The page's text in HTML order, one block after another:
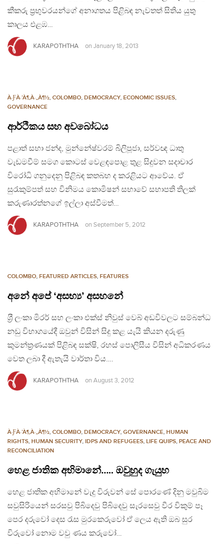
කීකරු ප‍්‍රභුවරයන්ගේ අනාගතය පිළිබඳ නැවතත් සිතිය යුතු
කාලය එළඹ…
KARAPOTHTHA on January 18, 2013
À·ƑÀ·’À¶‚À·„À¶½, COLOMBO, DEMOCRACY, ECONOMIC ISSUES,
GOVERNANCE
ආර්ථිකය සහ අවබෝධය
පළාත් සභා ජන්ද, මුන්නේෂ්වරම් බිලිපූජා, සර්වඥ ධාතු
වැඩමවීම් සමග කොටස් වෙළඳපොළ තුළ සිදුවන සදාචාර
විරෝධි ගනුදෙනු පිළිබඳ කතබහ ද කරළියට ආවේය. ඒ
සුරැකුම්පත් සහ විනිමය කොමිෂන් සභාවේ සභාපති තිලක්
කරුණාරත්නගේ ඉල්ලා අස්වීමත්…
KARAPOTHTHA on September 5, 2012
COLOMBO, FEATURED ARTICLES, FEATURES
අනේ අපේ ‘අසභ්‍ය’ අසහනේ
ශ‍්‍රී ලංකා මිරර් සහ ලංකා එක්ස් නිවුස් වෙබ් අඩවිවලට සම්බන්ධ
නඩු විභාගයේදී ඔවුන් විසින් සිදු කළ යැයි කියන දරුණු
කුමන්ත‍්‍රණයක් පිළිබඳ සක්ෂි, රහස් පොලිසීය විසින් අධිකරණය
වෙත ලබා දී ඇතැයි වාර්තා විය….
KARAPOTHTHA on August 3, 2012
À·ƑÀ·’À¶‚À·„À¶½, COLOMBO, DEMOCRACY, GOVERNANCE, HUMAN
RIGHTS, HUMAN SECURITY, IDPS AND REFUGEES, LIFE QUIPS, PEACE AND
RECONCILIATION
හෙළ ජාතික අභිමානේ….. ඔවුහුද ගැයුහ
හෙළ ජාතික අභිමානේ වැදු විරුවන් සේ පොරණේ දිනු මවුබිම
සවුසිරියෙන් සරසවු පිබිදෙවු පිබිදෙවු සැරසෙවු වීර විකුම් පෑ
පෙර දරුවෝ දෙස රැස මුරකෙරුවෝ ඒ ලෙය ඇති ඔබ සුර
විරුවෝ නොම වවු ණය කරුවෝ…